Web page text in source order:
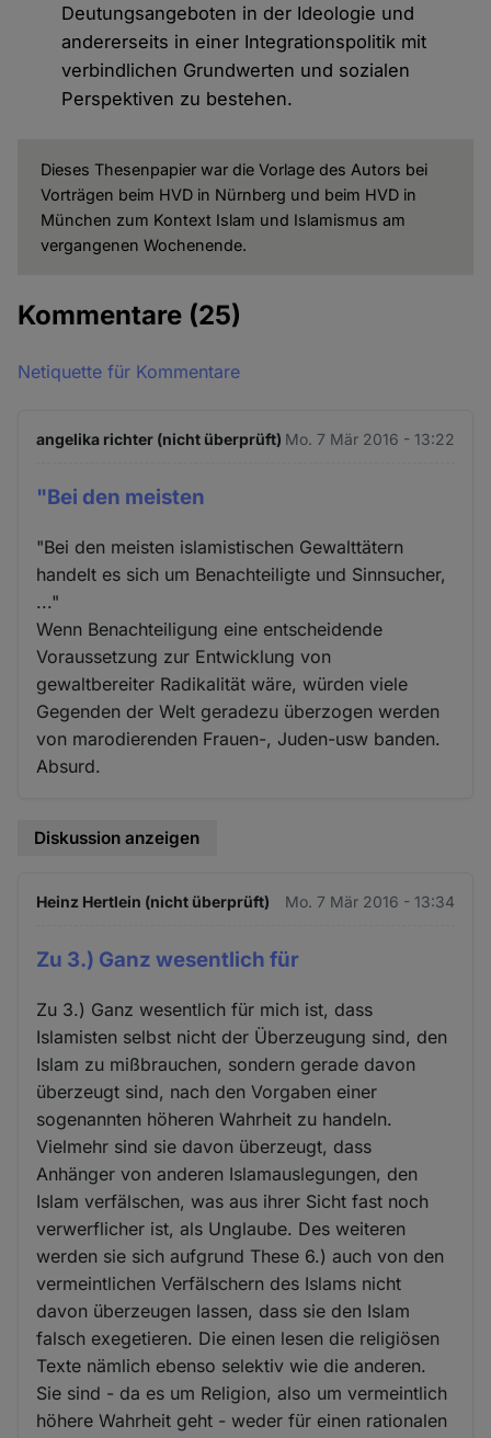
Deutungsangeboten in der Ideologie und
andererseits in einer Integrationspolitik mit
verbindlichen Grundwerten und sozialen
Perspektiven zu bestehen.
Dieses Thesenpapier war die Vorlage des Autors bei
Vorträgen beim HVD in Nürnberg und beim HVD in
München zum Kontext Islam und Islamismus am
vergangenen Wochenende.
Kommentare (25)
Netiquette für Kommentare
angelika richter (nicht überprüft) Mo. 7 Mär 2016 - 13:22
"Bei den meisten
"Bei den meisten islamistischen Gewalttätern
handelt es sich um Benachteiligte und Sinnsucher,
..."
Wenn Benachteiligung eine entscheidende
Voraussetzung zur Entwicklung von
gewaltbereiter Radikalität wäre, würden viele
Gegenden der Welt geradezu überzogen werden
von marodierenden Frauen-, Juden-usw banden.
Absurd.
Diskussion anzeigen
Heinz Hertlein (nicht überprüft) Mo. 7 Mär 2016 - 13:34
Zu 3.) Ganz wesentlich für
Zu 3.) Ganz wesentlich für mich ist, dass
Islamisten selbst nicht der Überzeugung sind, den
Islam zu mißbrauchen, sondern gerade davon
überzeugt sind, nach den Vorgaben einer
sogenannten höheren Wahrheit zu handeln.
Vielmehr sind sie davon überzeugt, dass
Anhänger von anderen Islamauslegungen, den
Islam verfälschen, was aus ihrer Sicht fast noch
verwerflicher ist, als Unglaube. Des weiteren
werden sie sich aufgrund These 6.) auch von den
vermeintlichen Verfälschern des Islams nicht
davon überzeugen lassen, dass sie den Islam
falsch exegetieren. Die einen lesen die religiösen
Texte nämlich ebenso selektiv wie die anderen.
Sie sind - da es um Religion, also um vermeintlich
höhere Wahrheit geht - weder für einen rationalen